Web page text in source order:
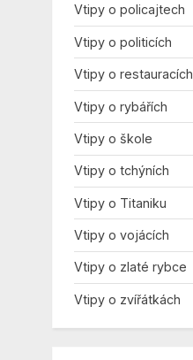
Vtipy o policajtech
Vtipy o politicích
Vtipy o restauracích
Vtipy o rybářích
Vtipy o škole
Vtipy o tchýních
Vtipy o Titaniku
Vtipy o vojácích
Vtipy o zlaté rybce
Vtipy o zvířátkách